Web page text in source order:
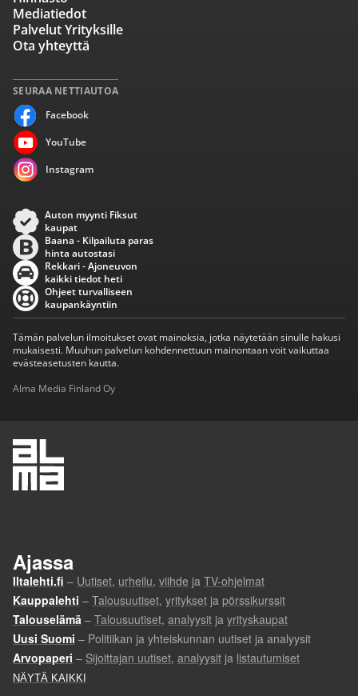
SEURAA NETTIAUTOA
Facebook
YouTube
Instagram
Mediatiedot
Palvelut Yrityksille
Ota yhteyttä
Auton myynti Fiksut
kaupat
Baana - Kilpailuta paras
hinta autostasi
Rekkari - Ajoneuvon
kaikki tiedot heti
Ohjeet turvalliseen
kaupankäyntiin
Tämän palvelun ilmoitukset ovat mainoksia, jotka näytetään sinulle hakusi
mukaisesti. Muuhun palvelun kohdennettuun mainontaan voit vaikuttaa
evästeasetusten kautta.
Alma Media Finland Oy